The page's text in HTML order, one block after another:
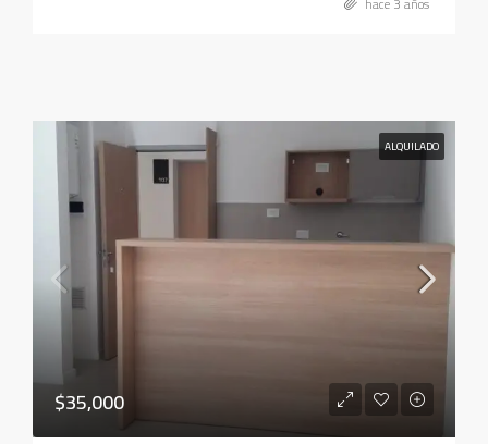
ALQUILADO
$35,000